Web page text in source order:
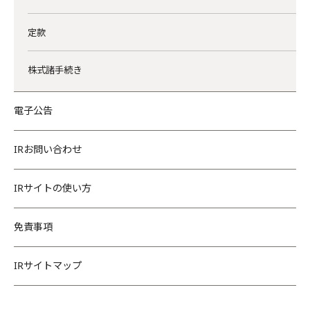
定款
株式諸手続き
電子公告
IRお問い合わせ
IRサイトの使い方
免責事項
IRサイトマップ